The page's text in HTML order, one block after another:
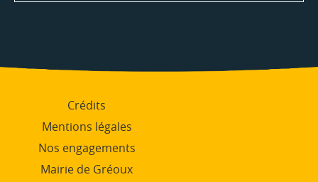
Crédits
Mentions légales
Nos engagements
Mairie de Gréoux